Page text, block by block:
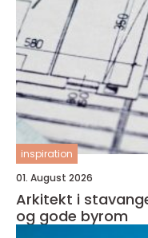
inspiration
01. August 2026
Arkitekt i stavanger slik skapes gode
og gode byrom